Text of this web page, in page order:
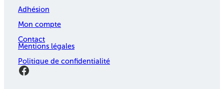
Adhésion
Mon compte
Contact
Mentions légales
Politique de confidentialité
Facebook